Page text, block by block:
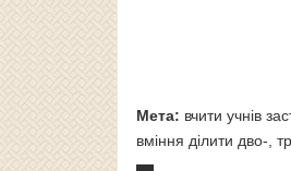
Мета: вчити учнів
вміння ділити дво-,